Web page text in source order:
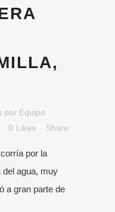
por Equipo
0 Likes Share
por la
del agua, muy
a gran parte de